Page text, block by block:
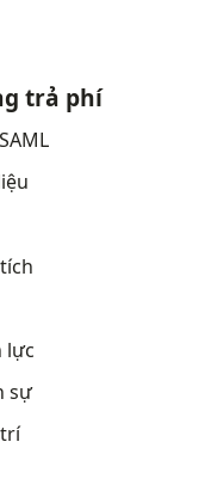
trả phí
lực
sự